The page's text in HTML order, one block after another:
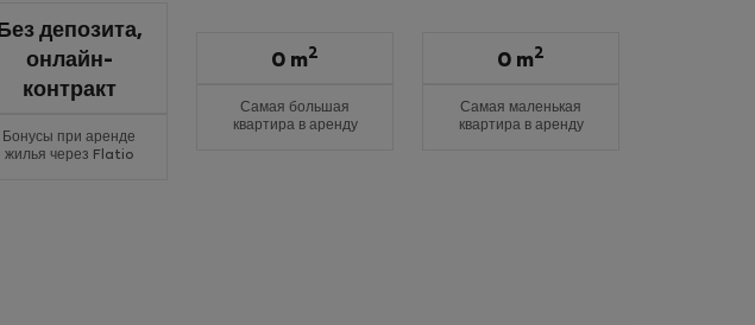
Бонусы при аренде
жилья через Flatio
Без депозита,
онлайн-
контракт
Самая большая
квартира в аренду
0 m2
Самая маленькая
квартира в аренду
0 m2